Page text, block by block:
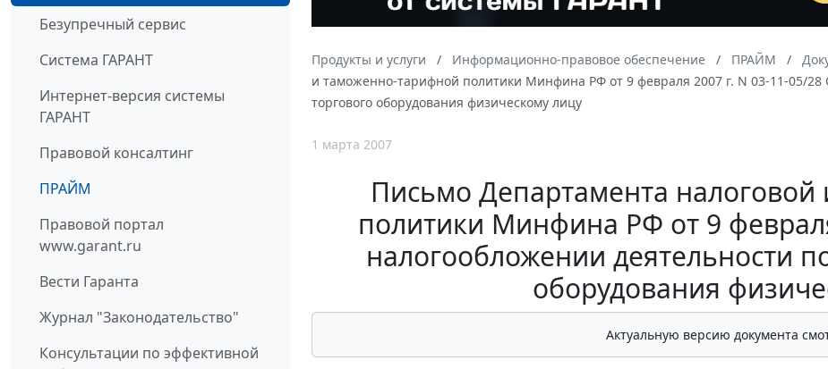
Безупречный сервис
Система ГАРАНТ
Интернет-версия системы
ГАРАНТ
Правовой консалтинг
ПРАЙМ
Правовой портал
www.garant.ru
Вести Гаранта
Журнал "Законодательство"
Консультации по эффективной
Продукты и услуги Информационно-правовое обеспечение ПРАЙМ
и таможенно-тарифной политики Минфина РФ от 9 февраля 2007 г. N 03-11-05/
торгового оборудования физическому лицу
1 марта 2007
Письмо Департамента
политики Минфина РФ от 9
налогообложении деятельности
оборудования
Актуальную версию документа